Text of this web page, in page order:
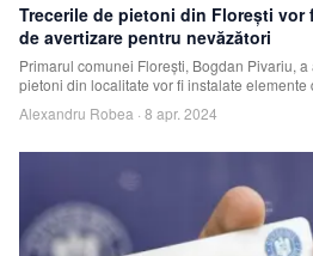
Trecerile de pietoni din Florești vor
de avertizare pentru nevăzători
Primarul comunei Florești, Bogdan Pivariu,
pietoni din localitate vor fi instalate elemente
Alexandru Robea · 8 apr. 2024